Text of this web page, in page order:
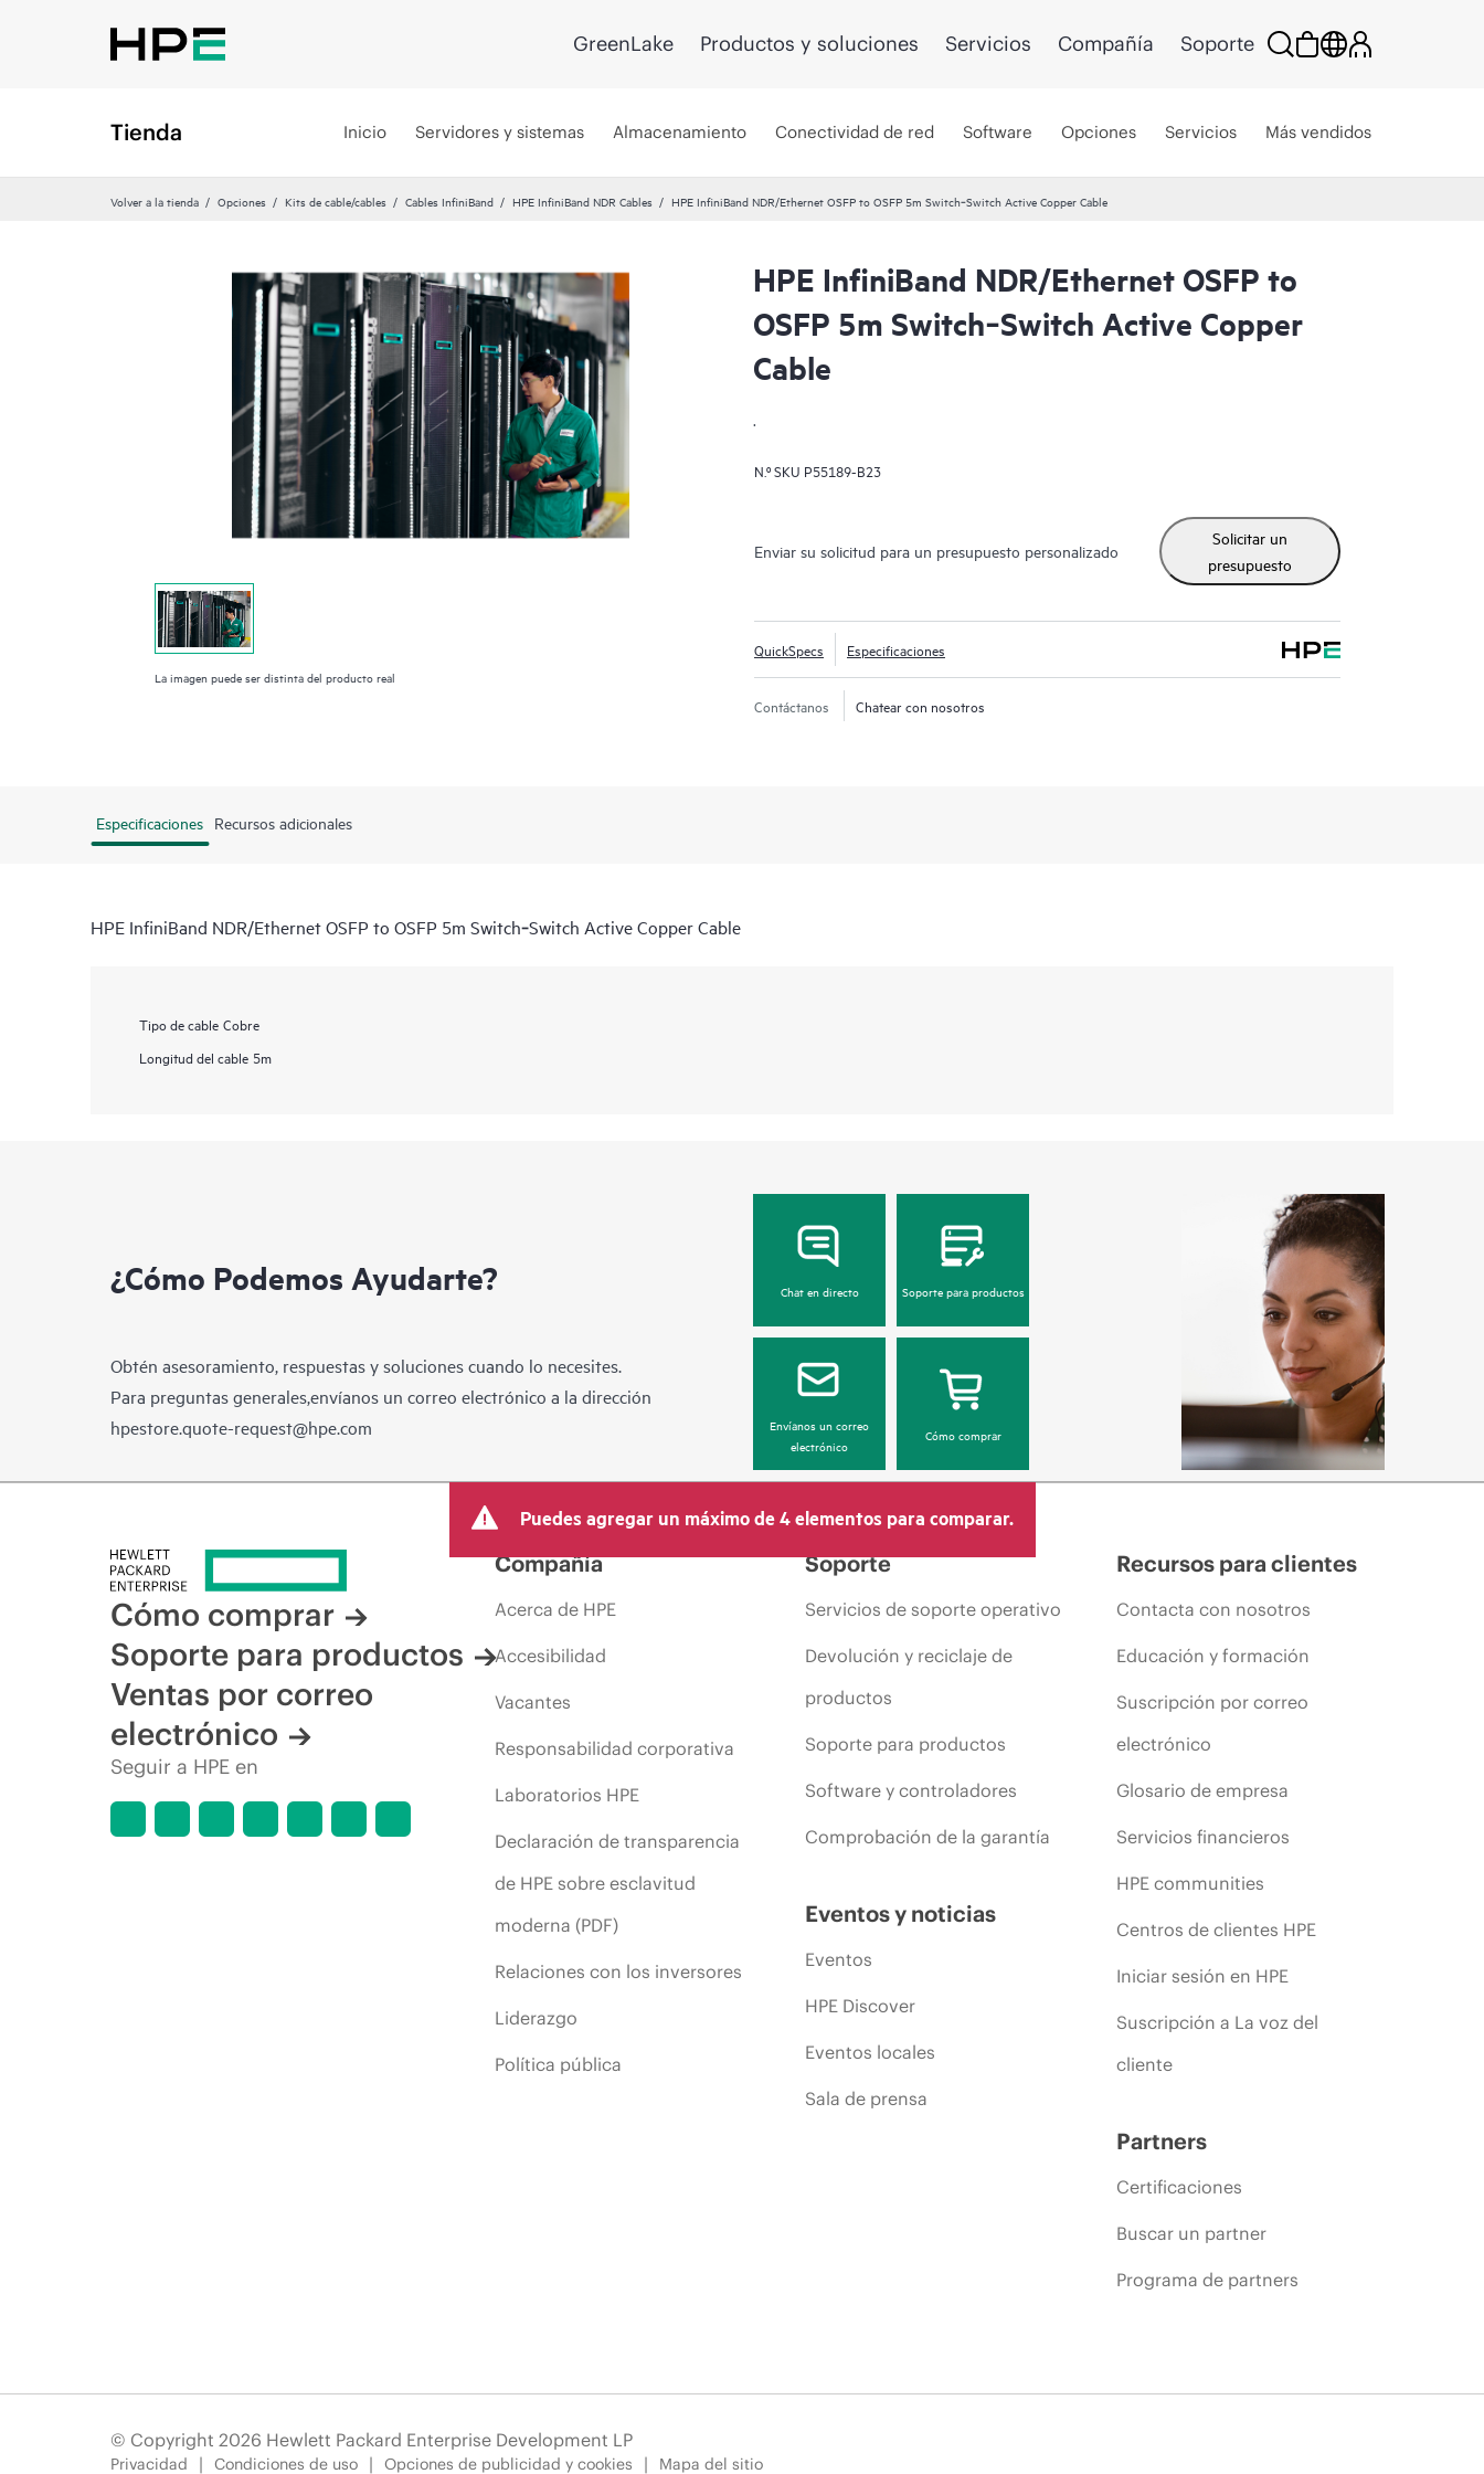
GreenLake Productos y soluciones Servicios Compañía Soporte
Tienda Inicio Servidores y sistemas Almacenamiento Conectividad de red Software Opciones Servicios Más vendidos
Volver a la tienda Opciones Kits de cable/cables Cables InfiniBand HPE InfiniBand NDR Cables HPE InfiniBand NDR/Ethernet OSFP to OSFP 5m Switch‑Switch Active Copper Cable
La imagen puede ser distinta del producto real
HPE InfiniBand NDR/Ethernet OSFP to
OSFP 5m Switch‑Switch Active Copper
Cable
.
N.º SKU P55189-B23
Enviar su solicitud para un presupuesto personalizado
Solicitar un
presupuesto
QuickSpecs Especificaciones
Contáctanos Chatear con nosotros
Especificaciones Recursos adicionales
HPE InfiniBand NDR/Ethernet OSFP to OSFP 5m Switch‑Switch Active Copper Cable
Tipo de cable Cobre
Longitud del cable 5m
¿Cómo Podemos Ayudarte?
Obtén asesoramiento, respuestas y soluciones cuando lo necesites.
Para preguntas generales,envíanos un correo electrónico a la dirección
hpestore.quote-request@hpe.com
Chat en directo Soporte para productos
Envíanos un correo
electrónico
Cómo comprar
Puedes agregar un máximo de 4 elementos para comparar.
Cómo comprar
Soporte para productos
Ventas por correo
electrónico
Seguir a HPE en
Compañía
Acerca de HPE
Accesibilidad
Vacantes
Responsabilidad corporativa
Laboratorios HPE
Declaración de transparencia
de HPE sobre esclavitud
moderna (PDF)
Relaciones con los inversores
Liderazgo
Política pública
Soporte
Servicios de soporte operativo
Devolución y reciclaje de
productos
Soporte para productos
Software y controladores
Comprobación de la garantía
Eventos y noticias
Eventos
HPE Discover
Eventos locales
Sala de prensa
Recursos para clientes
Contacta con nosotros
Educación y formación
Suscripción por correo
electrónico
Glosario de empresa
Servicios financieros
HPE communities
Centros de clientes HPE
Iniciar sesión en HPE
Suscripción a La voz del
cliente
Partners
Certificaciones
Buscar un partner
Programa de partners
© Copyright 2026 Hewlett Packard Enterprise Development LP
Privacidad Condiciones de uso Opciones de publicidad y cookies Mapa del sitio